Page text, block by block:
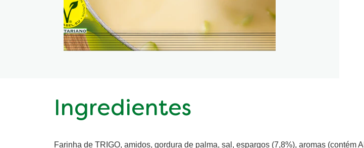
Ingredientes
Farinha de TRIGO, amidos, gordura de palma, sal, espargos (7,8%), aromas (contém